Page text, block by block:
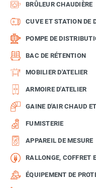
BRÛLEUR CHAUDIÈRE
CUVE ET STATION DE
POMPE DE
BAC DE RÉTENTION
MOBILIER D'ATELIER
ARMOIRE D'ATELIER
GAINE D'AIR CHAUD
FUMISTERIE
APPAREIL DE MESURE
RALLONGE, COFFRET
ÉQUIPEMENT DE